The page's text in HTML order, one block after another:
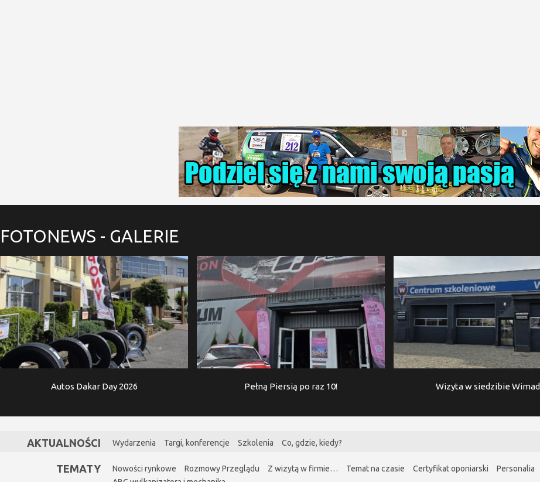
FOTONEWS - GALERIE
Autos Dakar Day 2026 Pełną Piersią po raz 10! Wizyta w siedzibie Wimad
AKTUALNOŚCI Wydarzenia Targi, konferencje Szkolenia Co, gdzie, kiedy?
TEMATY Nowości rynkowe Rozmowy Przeglądu Z wizytą w firmie… Temat na czasie Certyfikat oponiarski Personalia